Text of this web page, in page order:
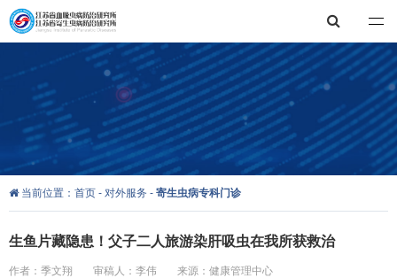
江苏省血吸虫病防治研究所，江苏省寄生虫病防治研究所
当前位置： 首页 - 对外服务 - 寄生虫病专科门诊
生鱼片藏隐患！父子二人旅游染肝吸虫在我所获救治
作者：季文翔 审稿人：李伟
来源：健康管理中心